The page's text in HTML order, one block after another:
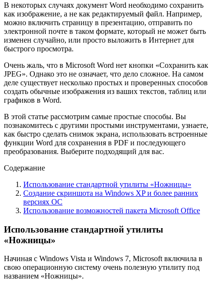
В некоторых случаях документ Word необходимо сохранить
как изображение, а не как редактируемый файл. Например,
можно включить страницу в презентацию, отправить по
электронной почте в таком формате, который не может быть
изменен случайно, или просто выложить в Интернет для
быстрого просмотра.
Очень жаль, что в Microsoft Word нет кнопки «Сохранить как
JPEG». Однако это не означает, что дело сложное. На самом
деле существует несколько простых и проверенных способов
создать обычные изображения из ваших текстов, таблиц или
графиков в Word.
В этой статье рассмотрим самые простые способы. Вы
познакомитесь с другими простыми инструментами, узнаете,
как быстро сделать снимок экрана, использовать встроенные
функции Word для сохранения в PDF и последующего
преобразования. Выберите подходящий для вас.
Содержание
Использование стандартной утилиты «Ножницы»
Создание скриншота на Windows XP и более ранних
версиях ОС
Использование возможностей пакета Microsoft Office
Использование стандартной утилиты
«Ножницы»
Начиная с Windows Vista и Windows 7, Microsoft включила в
свою операционную систему очень полезную утилиту под
названием «Ножницы».